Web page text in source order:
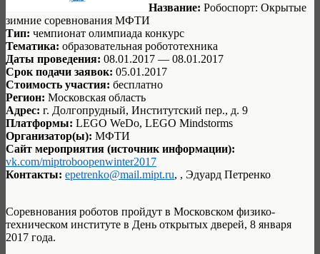
Название: Робоспорт: Окрытые
зимние соревнования МФТИ
Тип: чемпионат олимпиада конкурс
Тематика: образовательная робототехника
Даты проведения: 08.01.2017 — 08.01.2017
Срок подачи заявок: 05.01.2017
Стоимость участия: бесплатно
Регион: Московская область
Адрес: г. Долгопрудный, Институтский пер., д. 9
Платформы: LEGO WeDo, LEGO Mindstorms
Организатор(ы): МФТИ
Сайт мероприятия (источник информации):
vk.com/miptroboopenwinter2017
Контакты: epetrenko@mail.mipt.ru, , Эдуард Петренко
Соревнования роботов пройдут в Московском физико-
техническом институте в День открытых дверей, 8 января
2017 года.